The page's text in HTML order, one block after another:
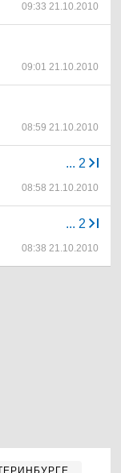
09:33 21.10.2010
09:01 21.10.2010
08:59 21.10.2010
... 2
08:58 21.10.2010
... 2
08:38 21.10.2010